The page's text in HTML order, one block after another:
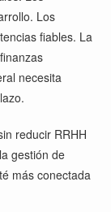
Los
fiables. La
necesita
reducir RRHH
gestión de
más conectada